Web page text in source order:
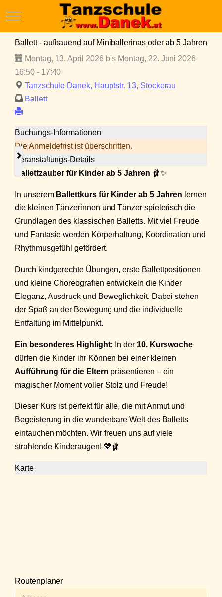
Mobile Menu Toggle
Ballett - aufbauend auf Miniballerinas oder ab 5 Jahren
Montag, 13. April 2026 bis Montag, 22. Juni 2026
16:50 - 17:40
Tanzschule Danek, Hauptstr. 13, Stockerau
Ballett
Buchungs-Informationen
Die Anmeldefrist ist überschritten.
Veranstaltungs-Details
Ballettzauber für Kinder ab 5 Jahren 🩰✨
In unserem Ballettkurs für Kinder ab 5 Jahren lernen
die kleinen Tänzerinnen und Tänzer spielerisch die
Grundlagen des klassischen Balletts. Mit viel Freude
und Fantasie werden Körperhaltung, Koordination und
Rhythmusgefühl gefördert.
Durch kindgerechte Übungen, erste Ballettpositionen
und kleine Choreografien entwickeln die Kinder
Eleganz, Ausdruck und Beweglichkeit. Dabei stehen
der Spaß an der Bewegung und die individuelle
Entfaltung im Mittelpunkt.
Ein besonderes Highlight: In der 10. Kurswoche
dürfen die Kinder ihr Können bei einer kleinen
Aufführung für die Eltern präsentieren – ein
magischer Moment voller Stolz und Freude!
Dieser Kurs ist perfekt für alle, die mit Anmut und
Begeisterung in die wunderbare Welt des Balletts
eintauchen möchten. Wir freuen uns auf viele
strahlende Kinderaugen! 💖🩰
Karte
Routenplaner